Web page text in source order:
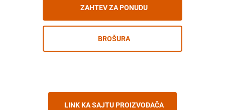
ZAHTEV ZA PONUDU
BROŠURA
LINK KA SAJTU PROIZVOĐAČA